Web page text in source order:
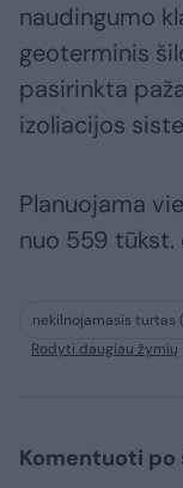
naudingumo
geoterminis
pasirinkta
izoliacijos
Planuojama
nuo 559 tūkst.
nekilnojamasis turtas
Rodyti daugiau žymių
Komentuoti